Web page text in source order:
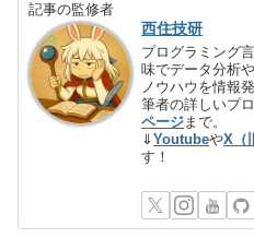
記事の監修者
西住技研
プログラミング
味でデータ分析
ノウハウを情報
筆者の詳しいプ
ページまで。
⇓ YoutubeやX（
す！